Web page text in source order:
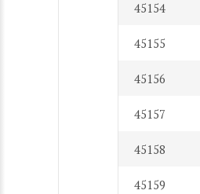
45154
45155
45156
45157
45158
45159